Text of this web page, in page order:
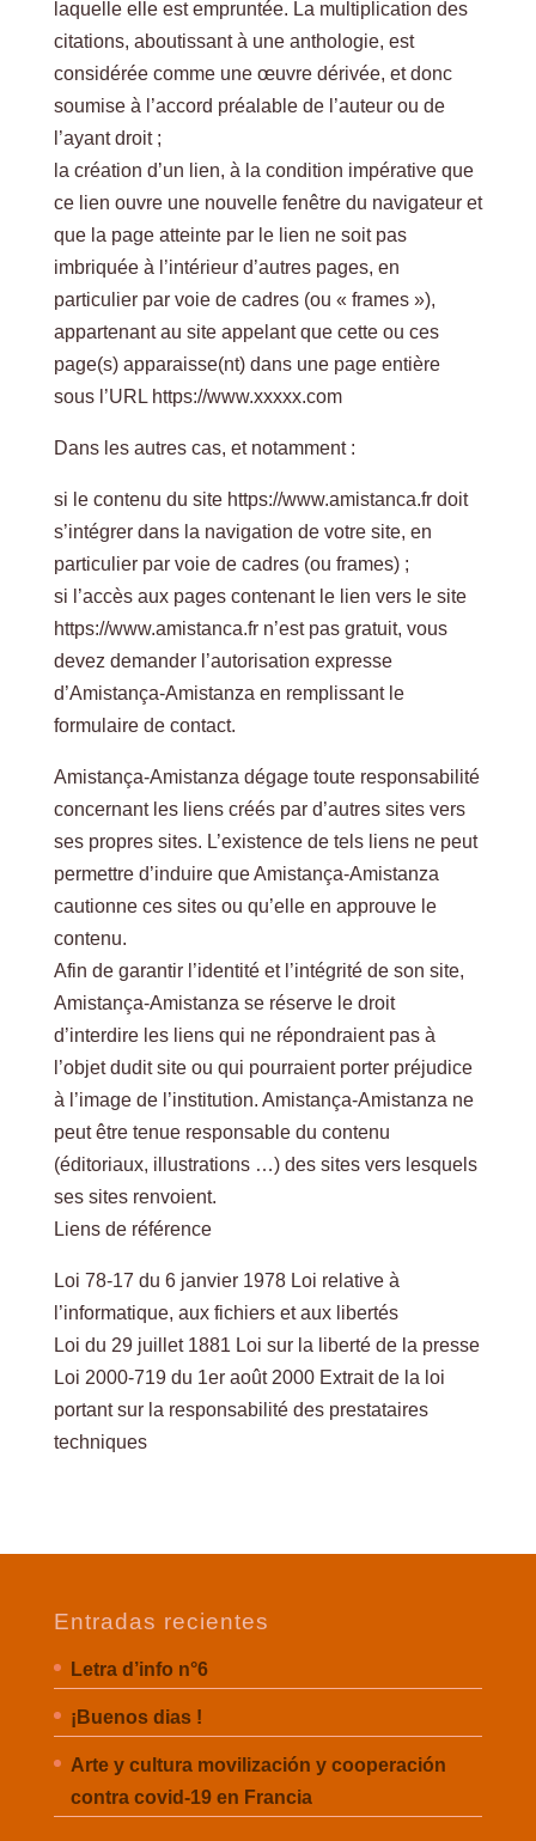
laquelle elle est empruntée. La multiplication des
citations, aboutissant à une anthologie, est
considérée comme une œuvre dérivée, et donc
soumise à l’accord préalable de l’auteur ou de
l’ayant droit ;
la création d’un lien, à la condition impérative que
ce lien ouvre une nouvelle fenêtre du navigateur et
que la page atteinte par le lien ne soit pas
imbriquée à l’intérieur d’autres pages, en
particulier par voie de cadres (ou « frames »),
appartenant au site appelant que cette ou ces
page(s) apparaisse(nt) dans une page entière
sous l’URL https://www.xxxxx.com
Dans les autres cas, et notamment :
si le contenu du site https://www.amistanca.fr doit
s’intégrer dans la navigation de votre site, en
particulier par voie de cadres (ou frames) ;
si l’accès aux pages contenant le lien vers le site
https://www.amistanca.fr n’est pas gratuit, vous
devez demander l’autorisation expresse
d’Amistança-Amistanza en remplissant le
formulaire de contact.
Amistança-Amistanza dégage toute responsabilité
concernant les liens créés par d’autres sites vers
ses propres sites. L’existence de tels liens ne peut
permettre d’induire que Amistança-Amistanza
cautionne ces sites ou qu’elle en approuve le
contenu.
Afin de garantir l’identité et l’intégrité de son site,
Amistança-Amistanza se réserve le droit
d’interdire les liens qui ne répondraient pas à
l’objet dudit site ou qui pourraient porter préjudice
à l’image de l’institution. Amistança-Amistanza ne
peut être tenue responsable du contenu
(éditoriaux, illustrations …) des sites vers lesquels
ses sites renvoient.
Liens de référence
Loi 78-17 du 6 janvier 1978 Loi relative à
l’informatique, aux fichiers et aux libertés
Loi du 29 juillet 1881 Loi sur la liberté de la presse
Loi 2000-719 du 1er août 2000 Extrait de la loi
portant sur la responsabilité des prestataires
techniques
Entradas recientes
Letra d’info n°6
¡Buenos dias !
Arte y cultura movilización y cooperación
contra covid-19 en Francia